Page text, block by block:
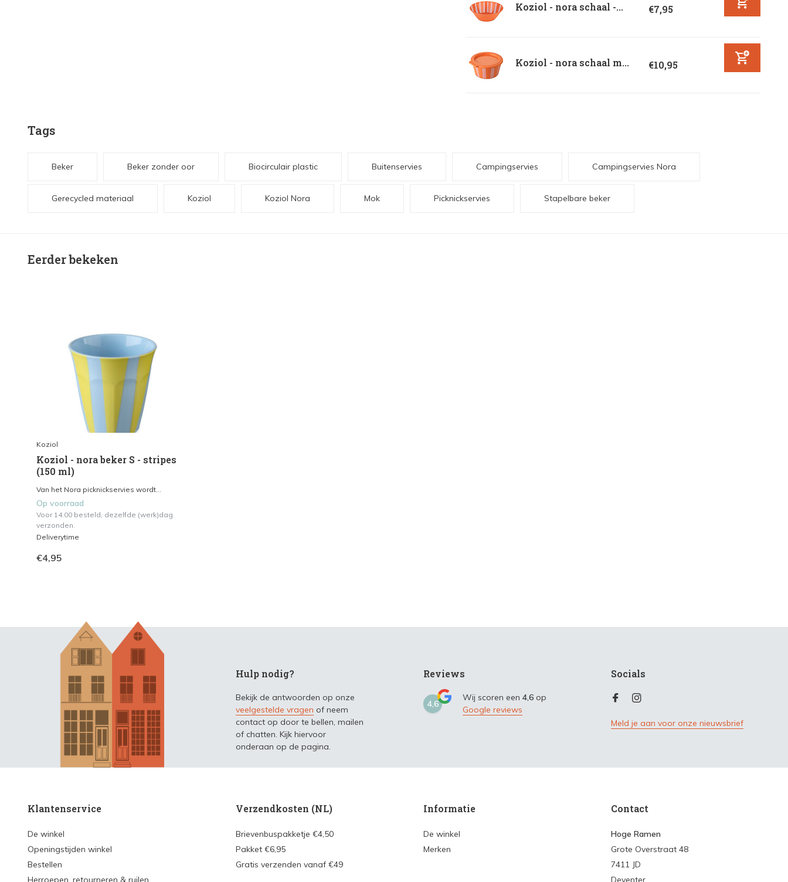
Koziol - nora schaal -... €7,95
Koziol - nora schaal m... €10,95
Tags
Beker Beker zonder oor Biocirculair plastic Buitenservies Campingservies Campingservies Nora
Gerecycled materiaal Koziol Koziol Nora Mok Picknickservies Stapelbare beker
Eerder bekeken
Koziol
Koziol - nora beker S - stripes
(150 ml)
Van het Nora picknickservies wordt...
Op voorraad
Voor 14.00 besteld, dezelfde (werk)dag
verzonden.
Deliverytime
€4,95
Hulp nodig?
Bekijk de antwoorden op onze
veelgestelde vragen of neem
contact op door te bellen, mailen
of chatten. Kijk hiervoor
onderaan op de pagina.
Reviews
4,6
Wij scoren een 4,6 op
Google reviews
Socials
Meld je aan voor onze nieuwsbrief
Klantenservice
De winkel
Openingstijden winkel
Bestellen
Herroepen, retourneren & ruilen
Verzendkosten (NL)
Brievenbuspakketje €4,50
Pakket €6,95
Gratis verzenden vanaf €49
Informatie
De winkel
Merken
Contact
Hoge Ramen
Grote Overstraat 48
7411 JD
Deventer